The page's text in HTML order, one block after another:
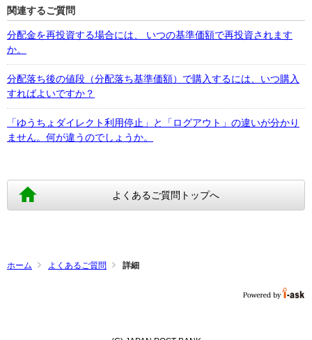
関連するご質問
分配金を再投資する場合には、 いつの基準価額で再投資されます
か。
分配落ち後の値段（分配落ち基準価額）で購入するには、いつ購入
すればよいですか？
「ゆうちょダイレクト利用停止」と「ログアウト」の違いが分かり
ません。何が違うのでしょうか。
よくあるご質問トップへ
ホーム よくあるご質問 詳細